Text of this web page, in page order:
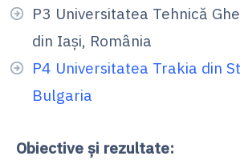
P3 Universitatea Tehnică
din Iaşi, România
P4 Universitatea Trakia din
Bulgaria
Obiective și rezultate: